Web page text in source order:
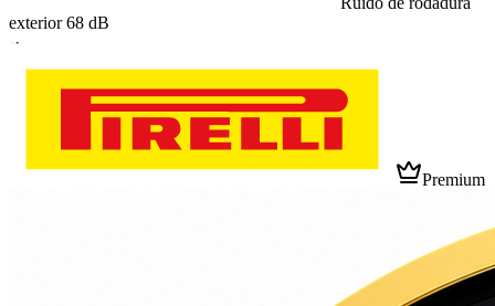
exterior 68 dB
A
Premium